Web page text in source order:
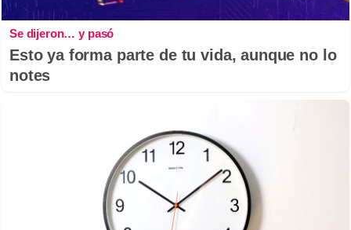
Se dijeron… y pasó
Esto ya forma parte de tu vida, aunque no lo
notes